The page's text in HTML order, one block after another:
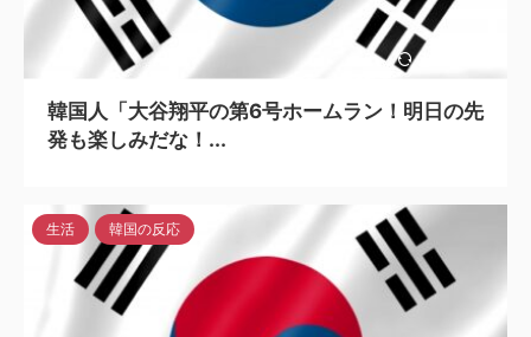
2024/5/6
韓国人「大谷翔平の第6号ホームラン！明日の先
発も楽しみだな！...
生活 韓国の反応